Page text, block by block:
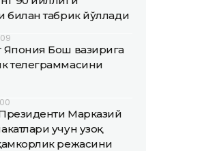
билан табрик йўллади
Япония Бош вазирига
телеграммасини
Президенти Марказий
учун узоқ
режасини